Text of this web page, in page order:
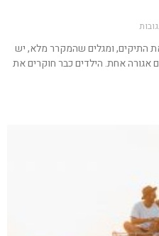
התיקים, ומגלים שהמקרר מלא, יש
אגורה אחת. הילדים כבר חוקרים את